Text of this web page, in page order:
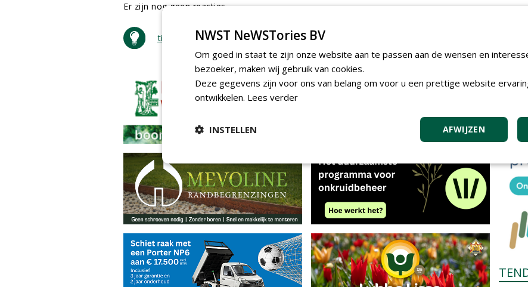
Er zijn nog geen reacties.
tip de redactieNWST NeWSTories BV
Om goed in staat te zijn onze website aan te passen aan de wensen en
bezoeker, maken wij gebruik van cookies.
Deze gegevens zijn voor ons van belang om voor u een prettige website
ontwikkelen. Lees verder
AFWIJZEN
INSTELLEN